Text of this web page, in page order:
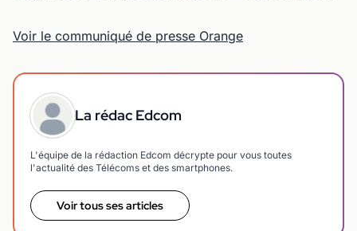
Voir le communiqué de presse Orange
La rédac Edcom
L'équipe de la rédaction Edcom décrypte pour vous toutes
l'actualité des Télécoms et des smartphones.
Voir tous ses articles